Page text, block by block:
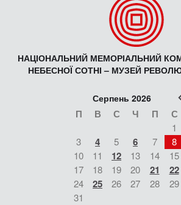
НАЦІОНАЛЬНИЙ МЕМОРІАЛЬНИЙ
НЕБЕСНОЇ СОТНІ – МУЗЕЙ
Серпень 2026
П В С Ч П С
1
3 4 5 6 7 8
10
11 12 13 14 15
17
18 19 20 21 22
24
25 26 27 28 29
31